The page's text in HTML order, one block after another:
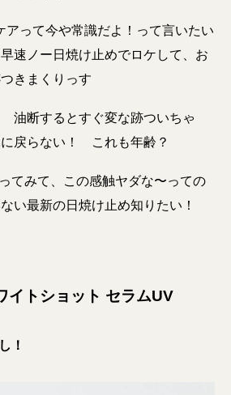
アって今や常識だよ！って言いたい
速ノー日焼け止めでロケして、お
きまくりっす
油断するとすぐ変な跡ついちゃ
戻らない！ これも年齢？
てみて、この感触ヤダな〜っての
い最新の日焼け止め知りたい！
イトショット セラムUV
！